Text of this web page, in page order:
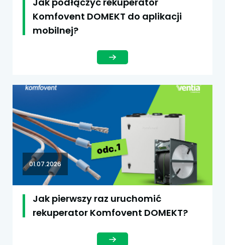
Komfovent DOMEKT do aplikacji
mobilnej?
01.07.2026
Jak pierwszy raz uruchomić
rekuperator Komfovent DOMEKT?